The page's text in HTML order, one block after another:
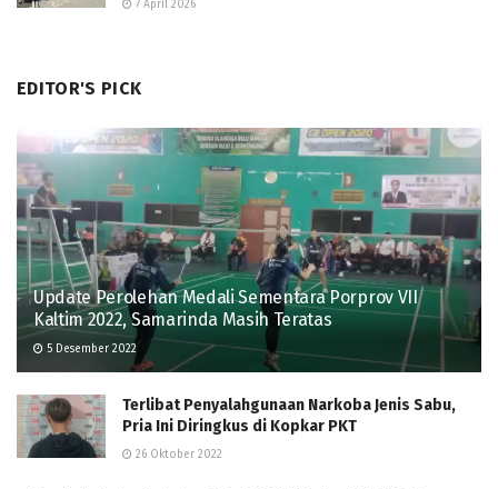
7 April 2026
EDITOR'S PICK
Update Perolehan Medali Sementara Porprov VII
Kaltim 2022, Samarinda Masih Teratas
5 Desember 2022
Terlibat Penyalahgunaan Narkoba Jenis Sabu,
Pria Ini Diringkus di Kopkar PKT
26 Oktober 2022